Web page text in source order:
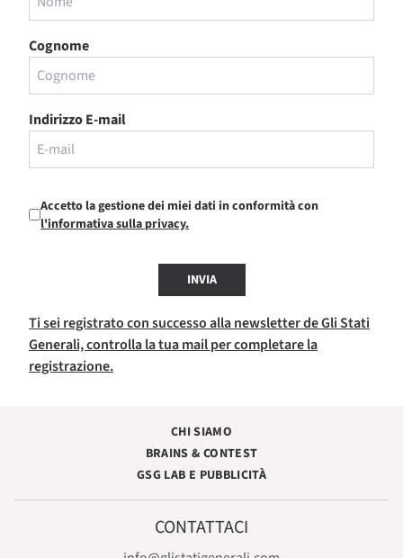
Cognome
Indirizzo E-mail
Accetto la gestione dei miei dati in conformità con
l'informativa sulla privacy.
INVIA
Ti sei registrato con successo alla newsletter de Gli Stati
Generali, controlla la tua mail per completare la
registrazione.
CHI SIAMO
BRAINS & CONTEST
GSG LAB E PUBBLICITÀ
CONTATTACI